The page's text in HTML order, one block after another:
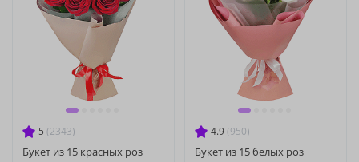
5 (2343)
Букет из 15 красных роз
4.9 (950)
Букет из 15 белых роз